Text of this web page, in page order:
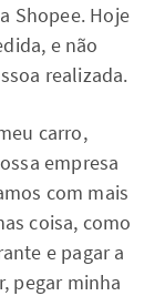
Shopee. Hoje
e não
realizada.
carro,
empresa
com mais
coisa, como
e pagar a
pegar minha